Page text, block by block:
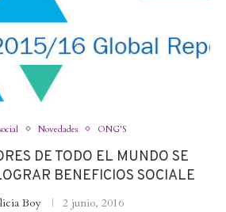
Novedades ONG'S
DE TODO EL MUNDO SE
BENEFICIOS SOCIALE
Boy 2 junio, 2016